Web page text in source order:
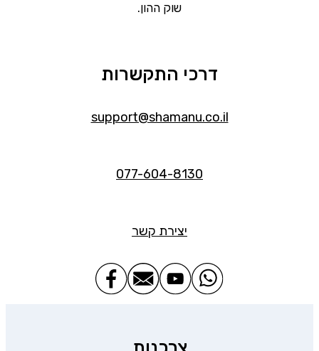
שוק ההון.
דרכי התקשרות
support@shamanu.co.il
077-604-8130
יצירת קשר